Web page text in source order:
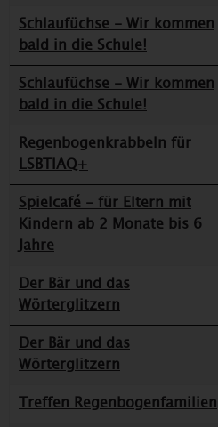
Schlaufüchse - Wir kommen
bald in die Schule!
Schlaufüchse - Wir kommen
bald in die Schule!
Regenbogenkrabbeln für
LSBTIAQ+
Spielcafé - für Eltern mit
Kindern ab 2 Monate bis 6
Jahre
Der Bär und das
Wörterglitzern
Der Bär und das
Wörterglitzern
Treffen Regenbogenfamilien